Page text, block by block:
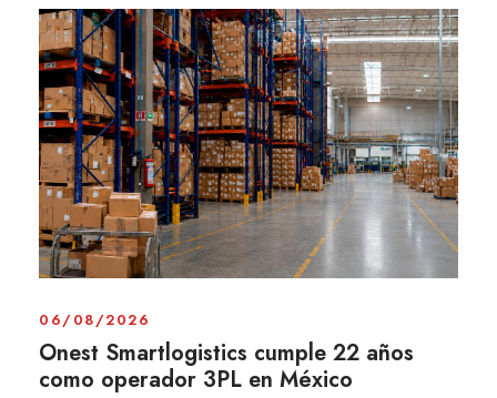
06/08/2026
Onest Smartlogistics cumple 22 años
como operador 3PL en México